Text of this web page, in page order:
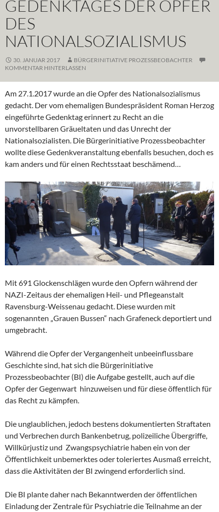
GEDENKTAGES DER OPFER
DES
NATIONALSOZIALISMUS
30. JANUAR 2017
BÜRGERINITIATIVE PROZESSBEOBACHTER
KOMMENTAR HINTERLASSEN
Am 27.1.2017 wurde an die Opfer des Nationalsozialismus
gedacht. Der vom ehemaligen Bundespräsident Roman Herzog
eingeführte Gedenktag erinnert zu Recht an die
unvorstellbaren Gräueltaten und das Unrecht der
Nationalsozialisten. Die Bürgerinitiative Prozessbeobachter
wollte diese Gedenkveranstaltung ebenfalls besuchen, doch es
kam anders und für einen Rechtsstaat beschämend…
Mit 691 Glockenschlägen wurde den Opfern während der
NAZI-Zeitaus der ehemaligen Heil- und Pflegeanstalt
Ravensburg-Weissenau gedacht. Diese wurden mit
sogenannten „Grauen Bussen“ nach Grafeneck deportiert und
umgebracht.
Während die Opfer der Vergangenheit unbeeinflussbare
Geschichte sind, hat sich die Bürgerinitiative
Prozessbeobachter (BI) die Aufgabe gestellt, auch auf die
Opfer der Gegenwart hinzuweisen und für diese öffentlich für
das Recht zu kämpfen.
Die unglaublichen, jedoch bestens dokumentierten Straftaten
und Verbrechen durch Bankenbetrug, polizeiliche Übergriffe,
Willkürjustiz und Zwangspsychiatrie haben ein von der
Öffentlichkeit unbemerktes oder toleriertes Ausmaß erreicht,
dass die Aktivitäten der BI zwingend erforderlich sind.
Die BI plante daher nach Bekanntwerden der öffentlichen
Einladung der Zentrale für Psychiatrie die Teilnahme an der